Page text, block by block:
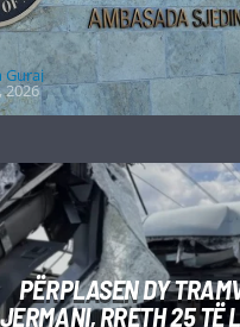
Guraj
2026
PËRPLASEN DY
RRETH 25 TË